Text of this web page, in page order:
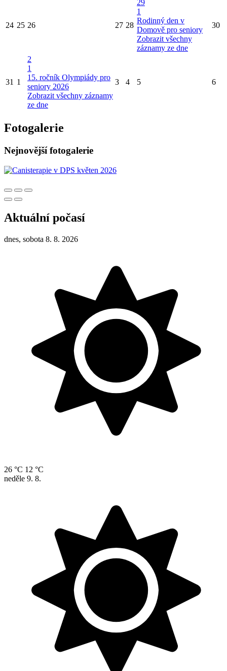
24 25 26 27 28
29
1
Rodinný den v
Domově pro seniory
Zobrazit všechny
záznamy ze dne
30
31 1
2
1
15. ročník Olympiády pro
seniory 2026
Zobrazit všechny záznamy
ze dne
3 4 5 6
Fotogalerie
Nejnovější fotogalerie
Aktuální počasí
dnes, sobota 8. 8. 2026
26 °C 12 °C
neděle 9. 8.